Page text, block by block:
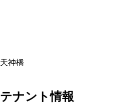
天神橋
テナント情報